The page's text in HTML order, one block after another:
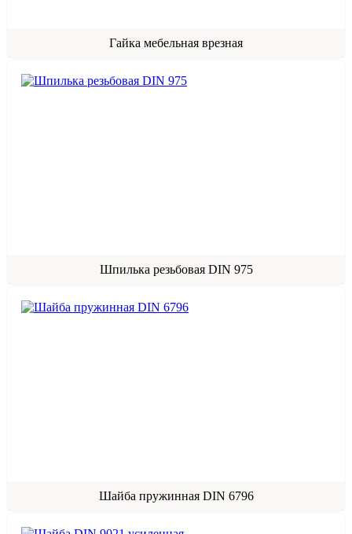
Гайка мебельная врезная
Шпилька резьбовая DIN 975
Шайба пружинная DIN 6796